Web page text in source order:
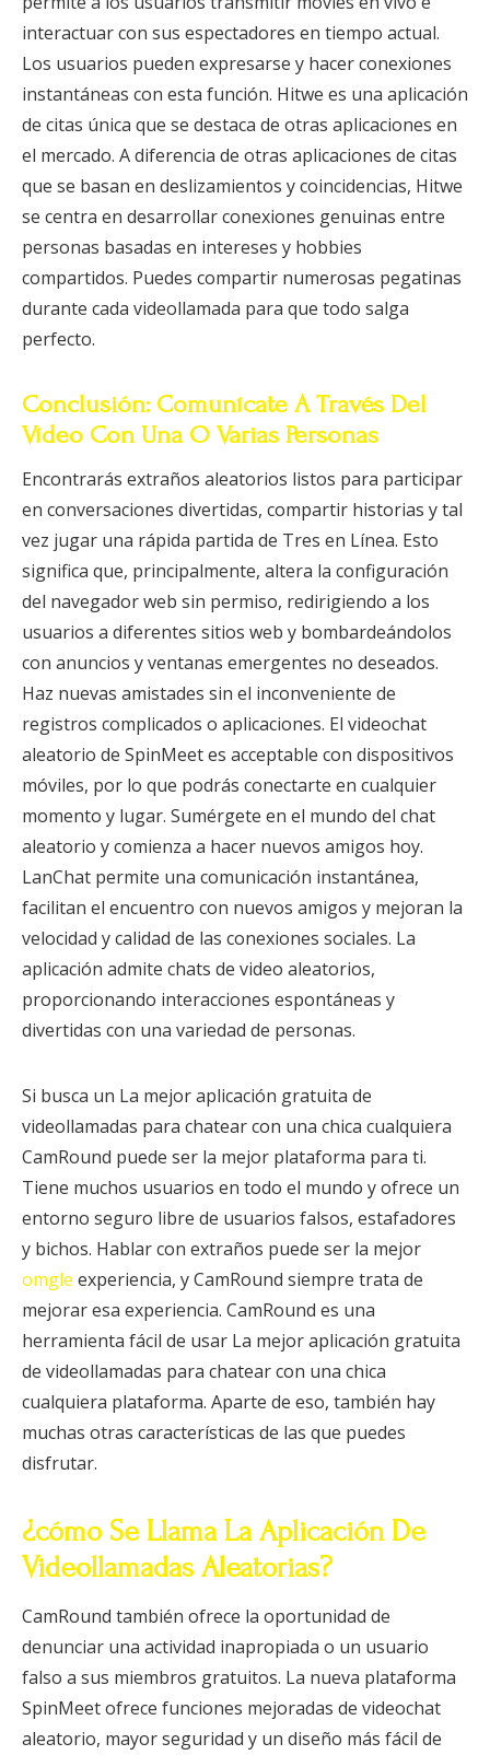
interactuar con sus espectadores en tiempo actual.
Los usuarios pueden expresarse y hacer conexiones
instantáneas con esta función. Hitwe es una aplicación
de citas única que se destaca de otras aplicaciones en
el mercado. A diferencia de otras aplicaciones de citas
que se basan en deslizamientos y coincidencias, Hitwe
se centra en desarrollar conexiones genuinas entre
personas basadas en intereses y hobbies
compartidos. Puedes compartir numerosas pegatinas
durante cada videollamada para que todo salga
perfecto.
Conclusión: Comunícate A Través Del
Vídeo Con Una O Varias Personas
Encontrarás extraños aleatorios listos para participar
en conversaciones divertidas, compartir historias y tal
vez jugar una rápida partida de Tres en Línea. Esto
significa que, principalmente, altera la configuración
del navegador web sin permiso, redirigiendo a los
usuarios a diferentes sitios web y bombardeándolos
con anuncios y ventanas emergentes no deseados.
Haz nuevas amistades sin el inconveniente de
registros complicados o aplicaciones. El videochat
aleatorio de SpinMeet es acceptable con dispositivos
móviles, por lo que podrás conectarte en cualquier
momento y lugar. Sumérgete en el mundo del chat
aleatorio y comienza a hacer nuevos amigos hoy.
LanChat permite una comunicación instantánea,
facilitan el encuentro con nuevos amigos y mejoran la
velocidad y calidad de las conexiones sociales. La
aplicación admite chats de video aleatorios,
proporcionando interacciones espontáneas y
divertidas con una variedad de personas.
Si busca un La mejor aplicación gratuita de
videollamadas para chatear con una chica cualquiera
CamRound puede ser la mejor plataforma para ti.
Tiene muchos usuarios en todo el mundo y ofrece un
entorno seguro libre de usuarios falsos, estafadores
y bichos. Hablar con extraños puede ser la mejor
omgle experiencia, y CamRound siempre trata de
mejorar esa experiencia. CamRound es una
herramienta fácil de usar La mejor aplicación gratuita
de videollamadas para chatear con una chica
cualquiera plataforma. Aparte de eso, también hay
muchas otras características de las que puedes
disfrutar.
¿cómo Se Llama La Aplicación De
Videollamadas Aleatorias?
CamRound también ofrece la oportunidad de
denunciar una actividad inapropiada o un usuario
falso a sus miembros gratuitos. La nueva plataforma
SpinMeet ofrece funciones mejoradas de videochat
aleatorio, mayor seguridad y un diseño más fácil de